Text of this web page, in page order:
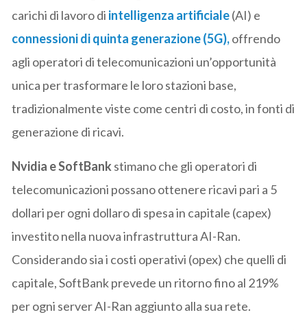
carichi di lavoro di intelligenza artificiale(AI) e
connessioni di quinta generazione (5G),offrendo
agli operatori di telecomunicazioni un’opportunità
unica per trasformare le loro stazioni base,
tradizionalmente viste come centri di costo, in fonti di
generazione di ricavi.
Nvidia e SoftBank stimano che gli operatori di
telecomunicazioni possano ottenere ricavi pari a 5
dollari per ogni dollaro di spesa in capitale (capex)
investito nella nuova infrastruttura AI-Ran.
Considerando sia i costi operativi (opex) che quelli di
capitale, SoftBank prevede un ritorno fino al 219%
per ogni server AI-Ran aggiunto alla sua rete.